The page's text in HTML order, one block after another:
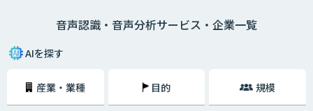
はお客様との通話記録を自動的にテキスト化するなど様々な場面で活用で
音声認識・音声分析サービス・企業一覧
AIを探す
産業・業種 目的 規模